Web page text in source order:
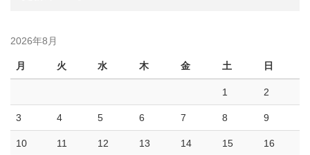
2026年8月
月 火 水 木 金 土 日
1 2
3 4 5 6 7 8 9
10 11 12 13 14 15 16